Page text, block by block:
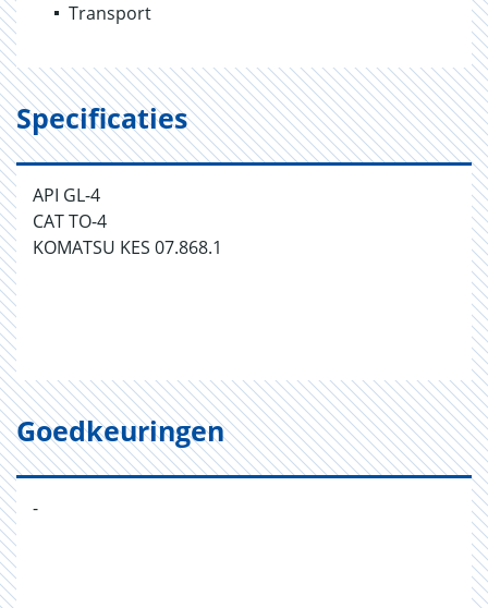
Transport
Specificaties
API GL-4
CAT TO-4
KOMATSU KES 07.868.1
Goedkeuringen
-